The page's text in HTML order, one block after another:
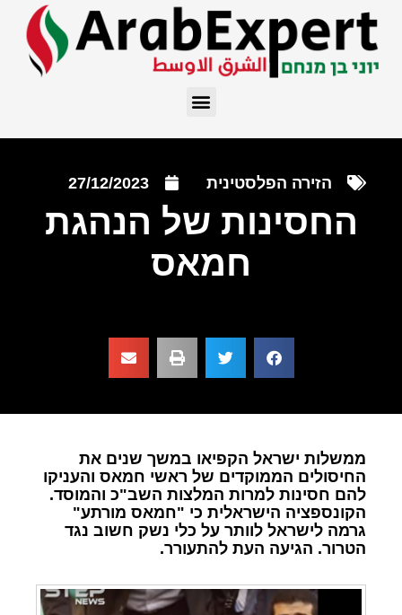
הזירה הפלסטינית 27/12/2023
החסינות של הנהגת
חמאס
ממשלות ישראל הקפיאו במשך שנים את
החיסולים הממוקדים של ראשי חמאס והעניקו
להם חסינות למרות המלצות השב"כ והמוסד.
הקונספציה הישראלית כי "חמאס מורתע"
גרמה לישראל לוותר על כלי נשק חשוב נגד
הטרור. הגיעה העת להתעורר.